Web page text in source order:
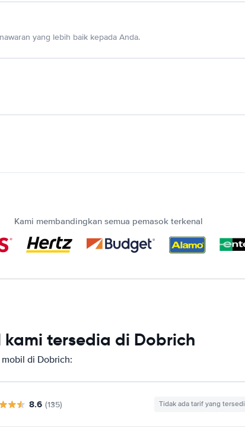
yang lebih baik kepada Anda.
Kami membandingkan semua pemasok terkenal
tersedia di Dobrich
di Dobrich:
8.6 (135) Tidak ada tarif yang